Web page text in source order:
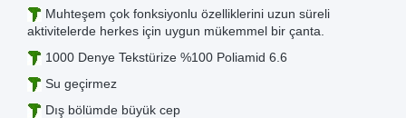
Muhteşem çok fonksiyonlu özelliklerini uzun süreli
aktivitelerde herkes için uygun mükemmel bir çanta.
1000 Denye Tekstürize %100 Poliamid 6.6
Su geçirmez
Dış bölümde büyük cep